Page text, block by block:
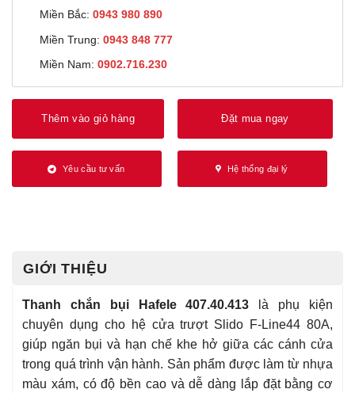
Miền Bắc: 0943 980 890
Miền Trung: 0943 848 777
Miền Nam: 0902.716.230
Thêm vào giỏ hàng Đặt mua ngay
Yêu cầu tư vấn Hệ thống đại lý
GIỚI THIỆU
Thanh chắn bụi Hafele 407.40.413 là phụ kiện
chuyên dụng cho hệ cửa trượt Slido F-Line44 80A,
giúp ngăn bụi và hạn chế khe hở giữa các cánh cửa
trong quá trình vận hành. Sản phẩm được làm từ nhựa
màu xám, có độ bền cao và dễ dàng lắp đặt bằng cơ